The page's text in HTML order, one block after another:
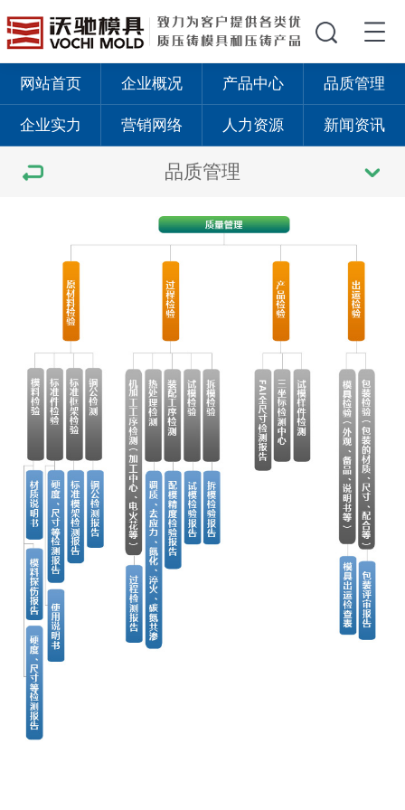
网站首页 企业概况 产品中心 品质管理
企业实力 营销网络 人力资源 新闻资讯
品质管理